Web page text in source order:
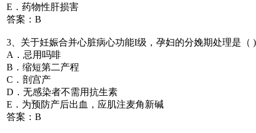
E．药物性肝损害
答案：B
3、关于妊娠合并心脏病心功能I级，孕妇的分娩期处理是（ )
A．忌用吗啡
B．缩短第二产程
C．剖宫产
D．无感染者不需用抗生素
E．为预防产后出血，应肌注麦角新碱
答案：B